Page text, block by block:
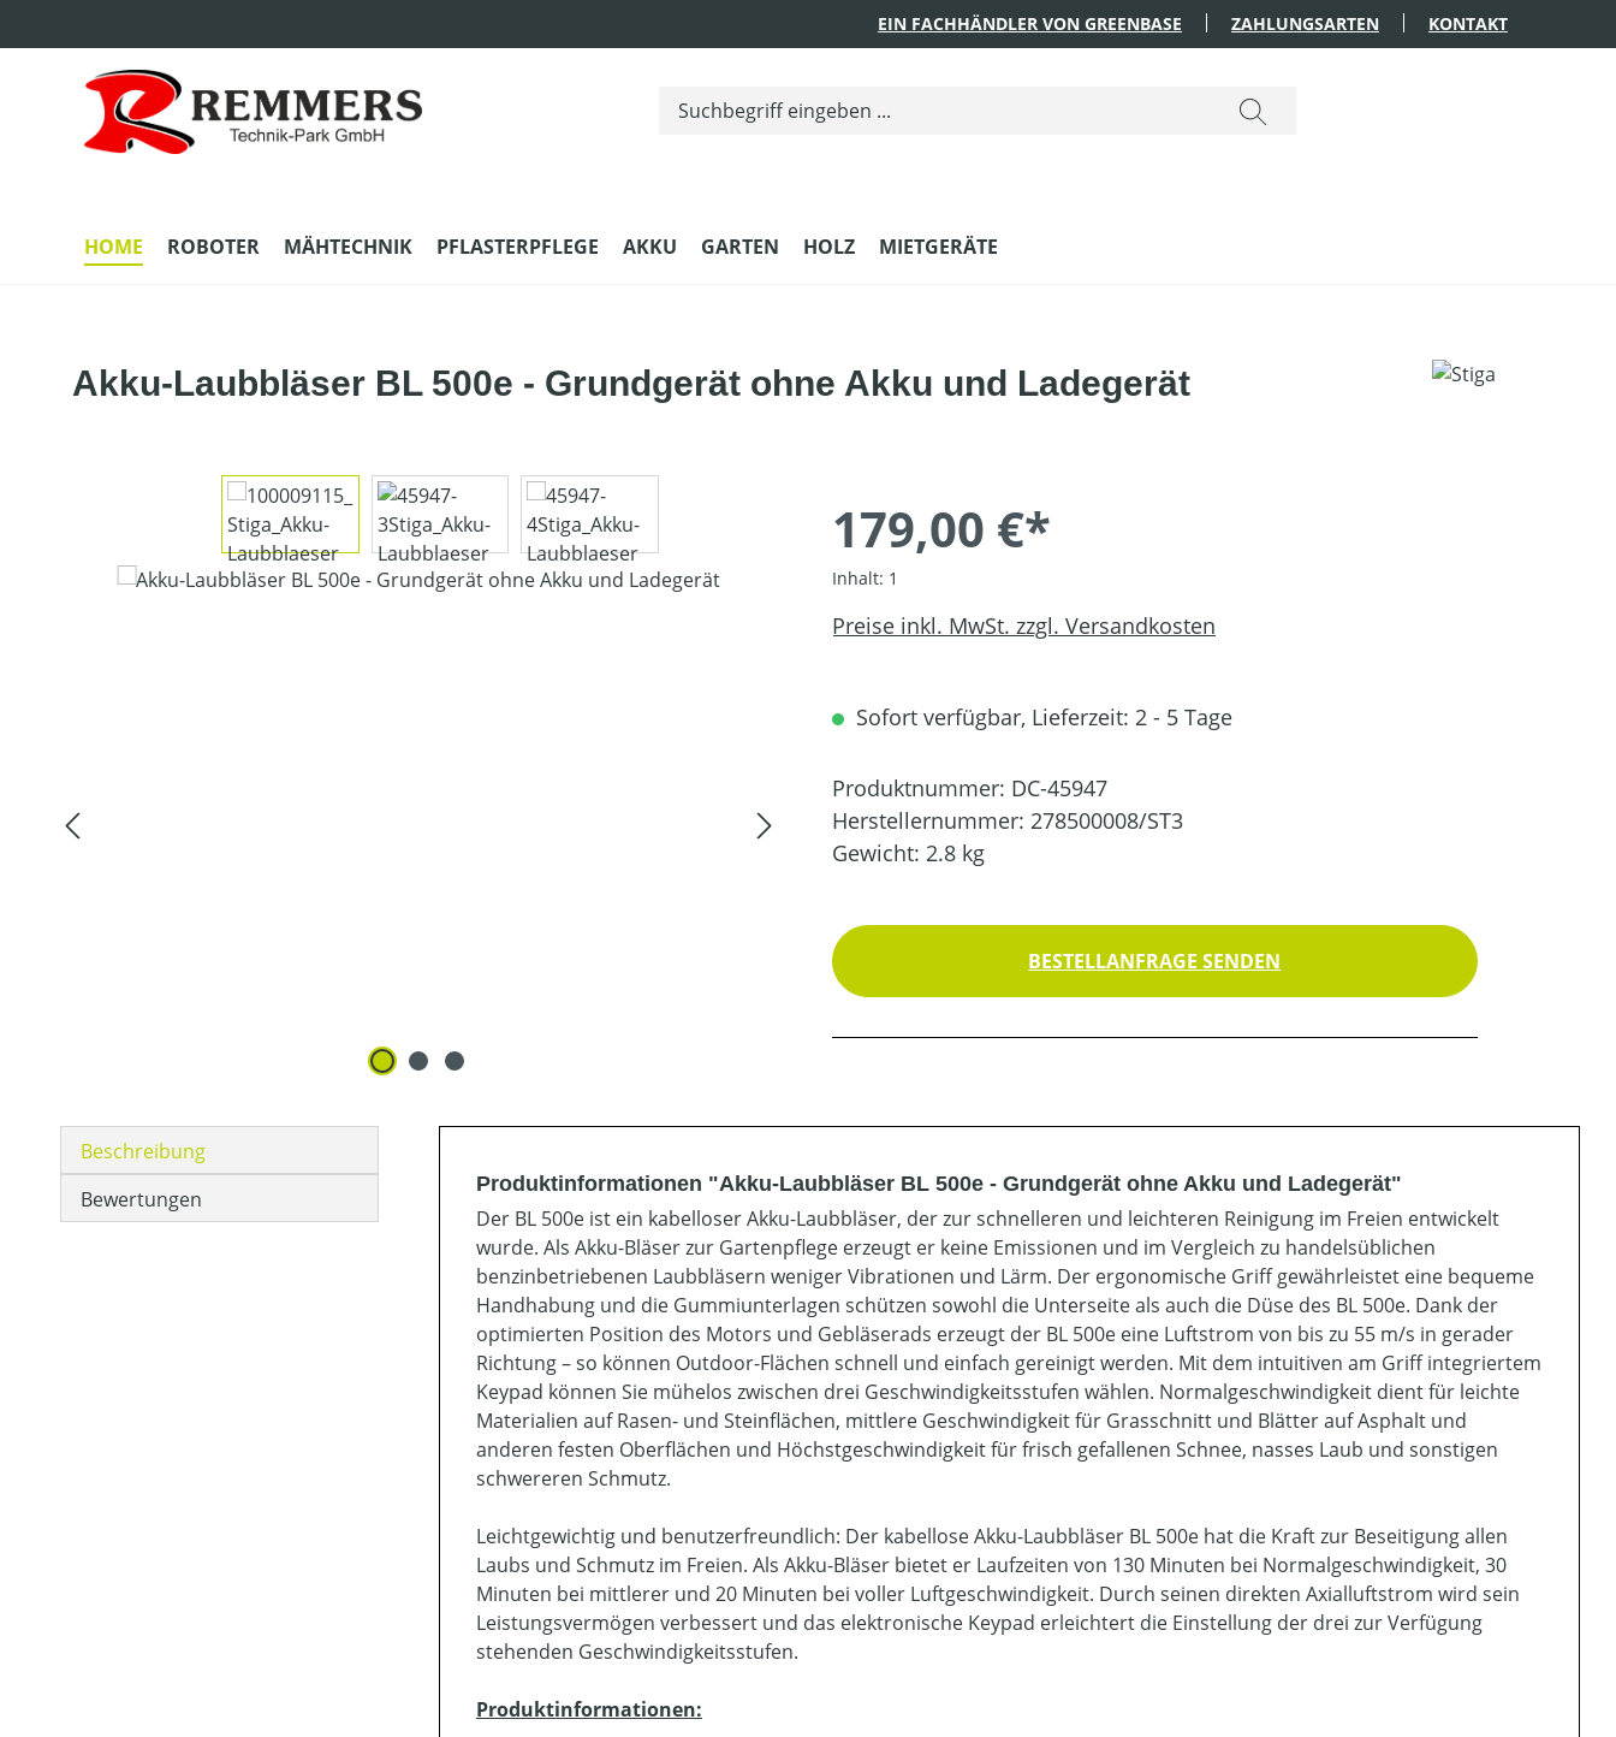
EIN FACHHÄNDLER VON GREENBASE ZAHLUNGSARTEN KONTAKT
HOME ROBOTER MÄHTECHNIK PFLASTERPFLEGE AKKU GARTEN HOLZ MIETGERÄTE
Akku-Laubbläser BL 500e - Grundgerät ohne Akku und Ladegerät
Bildergalerie überspringen
179,00 €*
Inhalt: 1
Preise inkl. MwSt. zzgl. Versandkosten
Sofort verfügbar, Lieferzeit: 2 - 5 Tage
Produktnummer: DC-45947
Herstellernummer: 278500008/ST3
Gewicht: 2.8 kg
BESTELLANFRAGE SENDEN
Beschreibung
Bewertungen
Produktinformationen "Akku-Laubbläser BL 500e - Grundgerät ohne Akku und Ladegerät"
Der BL 500e ist ein kabelloser Akku-Laubbläser, der zur schnelleren und leichteren Reinigung im Freien entwickelt
wurde. Als Akku-Bläser zur Gartenpflege erzeugt er keine Emissionen und im Vergleich zu handelsüblichen
benzinbetriebenen Laubbläsern weniger Vibrationen und Lärm. Der ergonomische Griff gewährleistet eine bequeme
Handhabung und die Gummiunterlagen schützen sowohl die Unterseite als auch die Düse des BL 500e. Dank der
optimierten Position des Motors und Gebläserads erzeugt der BL 500e eine Luftstrom von bis zu 55 m/s in gerader
Richtung – so können Outdoor-Flächen schnell und einfach gereinigt werden. Mit dem intuitiven am Griff integriertem
Keypad können Sie mühelos zwischen drei Geschwindigkeitsstufen wählen. Normalgeschwindigkeit dient für leichte
Materialien auf Rasen- und Steinflächen, mittlere Geschwindigkeit für Grasschnitt und Blätter auf Asphalt und
anderen festen Oberflächen und Höchstgeschwindigkeit für frisch gefallenen Schnee, nasses Laub und sonstigen
schwereren Schmutz.
Leichtgewichtig und benutzerfreundlich: Der kabellose Akku-Laubbläser BL 500e hat die Kraft zur Beseitigung allen
Laubs und Schmutz im Freien. Als Akku-Bläser bietet er Laufzeiten von 130 Minuten bei Normalgeschwindigkeit, 30
Minuten bei mittlerer und 20 Minuten bei voller Luftgeschwindigkeit. Durch seinen direkten Axialluftstrom wird sein
Leistungsvermögen verbessert und das elektronische Keypad erleichtert die Einstellung der drei zur Verfügung
stehenden Geschwindigkeitsstufen.
Produktinformationen: